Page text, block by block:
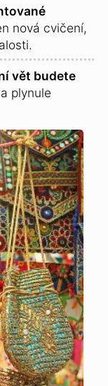
nová cvičení,
vět budete
plynule